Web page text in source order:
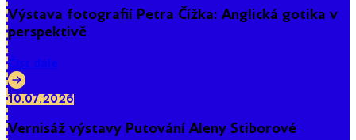
Výstava fotografií Petra Čížka: Anglická gotika v
perspektivě
Číst dále
10.07.2026
Vernisáž výstavy Putování Aleny Stiborové